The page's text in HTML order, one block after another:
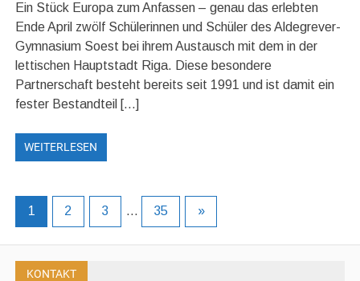
Ein Stück Europa zum Anfassen – genau das erlebten
Ende April zwölf Schülerinnen und Schüler des Aldegrever-
Gymnasium Soest bei ihrem Austausch mit dem in der
lettischen Hauptstadt Riga. Diese besondere
Partnerschaft besteht bereits seit 1991 und ist damit ein
fester Bestandteil […]
WEITERLESEN
1 2 3 … 35 »
KONTAKT